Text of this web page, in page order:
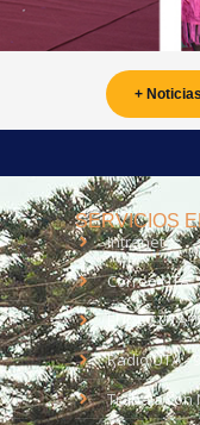
+ Noticias
SERVICIOS
Intranet
Correo UTA
EUDEV UTA
Radio UTA -
Trabaja con